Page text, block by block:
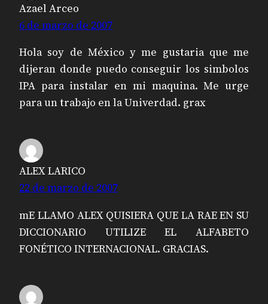
Azael Arceo
6 de marzo de 2007
Hola soy de México y me gustaria que me
dijeran donde puedo conseguir los simbolos
IPA para instalar en mi maquina. Me urge
para un trabajo en la Univerdad. grax
ALEX LARICO
22 de marzo de 2007
mE LLAMO ALEX QUISIERA QUE LA RAE EN SU
DICCIONARIO UTILIZE EL ALFABETO
FONÉTICO INTERNACIONAL. GRACIAS.